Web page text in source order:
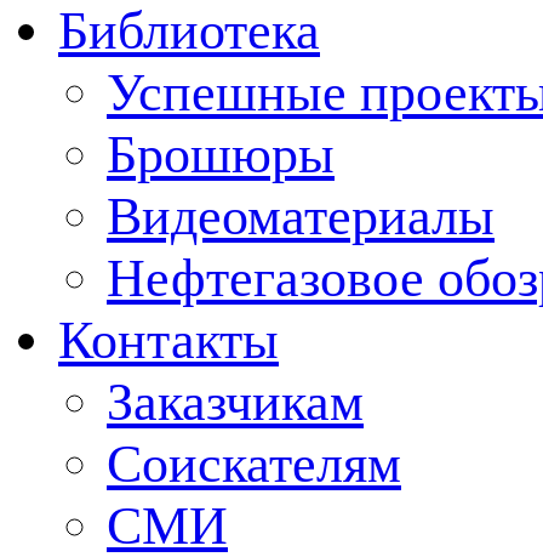
Библиотека
Успешные
Брошюры
Видеоматериалы
Нефтегазовое
Контакты
Заказчикам
Соискателям
СМИ